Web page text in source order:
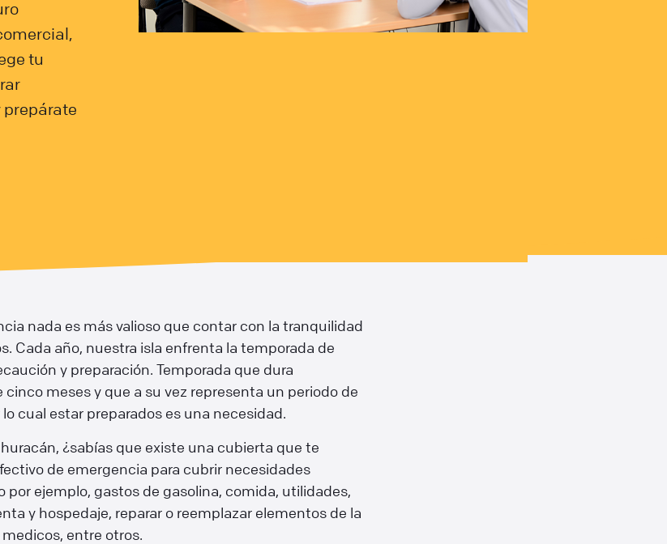
tu
prepárate
nada es más valioso que contar con la tranquilidad
Cada año, nuestra isla enfrenta la temporada de
y preparación. Temporada que dura
meses y que a su vez representa un periodo de
cual estar preparados es una necesidad.
¿sabías que existe una cubierta que te
de emergencia para cubrir necesidades
por ejemplo, gastos de gasolina, comida, utilidades,
y hospedaje, reparar o reemplazar elementos de la
entre otros.